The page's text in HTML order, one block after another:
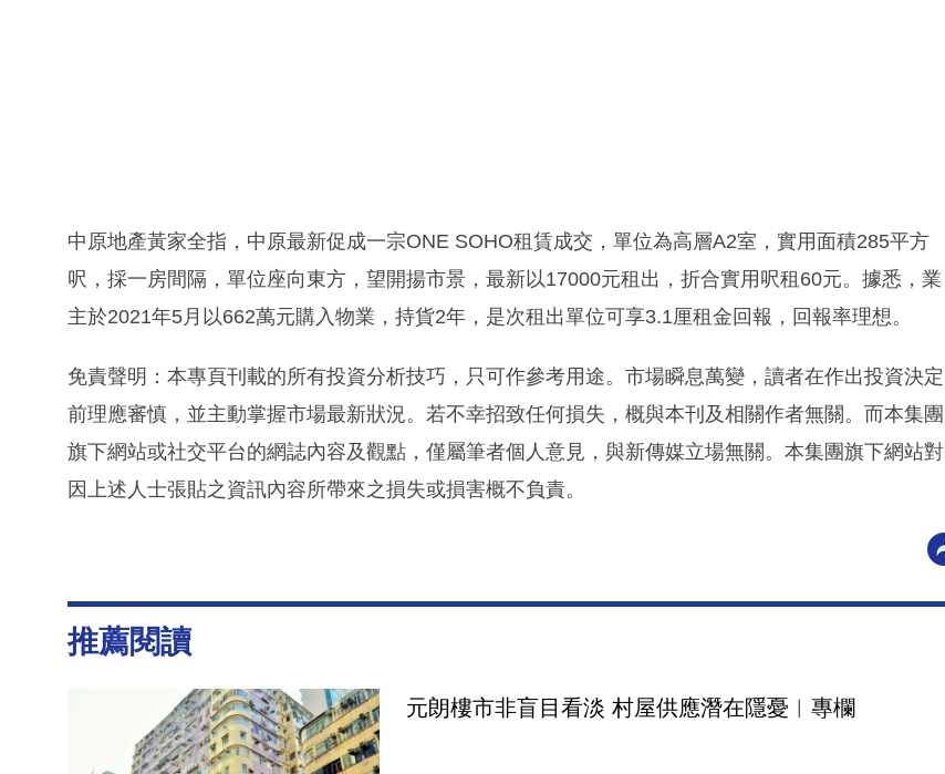
中原地產黃家全指，中原最新促成一宗ONE SOHO租賃成交，單位為高層A2室，實用面積285平方
呎，採一房間隔，單位座向東方，望開揚市景，最新以17000元租出，折合實用呎租60元。據悉，業
主於2021年5月以662萬元購入物業，持貨2年，是次租出單位可享3.1厘租金回報，回報率理想。
免責聲明：本專頁刊載的所有投資分析技巧，只可作參考用途。市場瞬息萬變，讀者在作出投資決定
前理應審慎，並主動掌握市場最新狀況。若不幸招致任何損失，概與本刊及相關作者無關。而本集團
旗下網站或社交平台的網誌內容及觀點，僅屬筆者個人意見，與新傳媒立場無關。本集團旗下網站對
因上述人士張貼之資訊內容所帶來之損失或損害概不負責。
推薦閱讀
元朗樓市非盲目看淡 村屋供應潛在隱憂︳專欄